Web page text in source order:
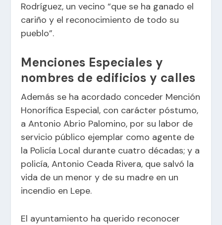
Rodríguez, un vecino “que se ha ganado el
cariño y el reconocimiento de todo su
pueblo”.
Menciones Especiales y
nombres de edificios y calles
Además se ha acordado conceder Mención
Honorífica Especial, con carácter póstumo,
a Antonio Abrio Palomino, por su labor de
servicio público ejemplar como agente de
la Policía Local durante cuatro décadas; y a
policía, Antonio Ceada Rivera, que salvó la
vida de un menor y de su madre en un
incendio en Lepe.
El ayuntamiento ha querido reconocer